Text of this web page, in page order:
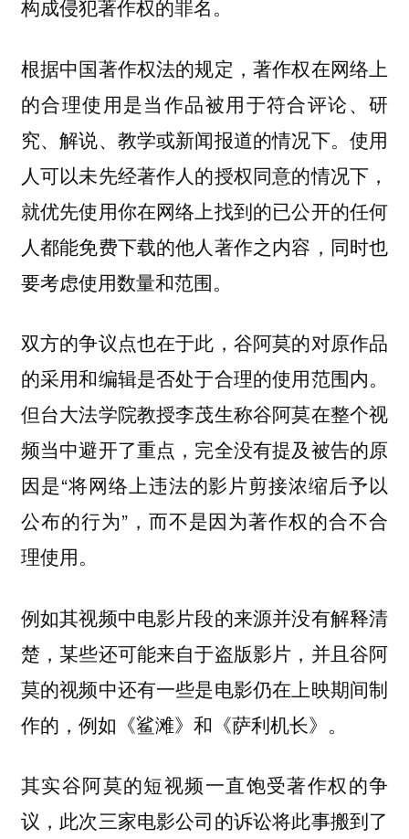
构成侵犯著作权的罪名。
根据中国著作权法的规定，著作权在网络上
的合理使用是当作品被用于符合评论、研
究、解说、教学或新闻报道的情况下。使用
人可以未先经著作人的授权同意的情况下，
就优先使用你在网络上找到的已公开的任何
人都能免费下载的他人著作之内容，同时也
要考虑使用数量和范围。
双方的争议点也在于此，谷阿莫的对原作品
的采用和编辑是否处于合理的使用范围内。
但台大法学院教授李茂生称谷阿莫在整个视
频当中避开了重点，完全没有提及被告的原
因是“将网络上违法的影片剪接浓缩后予以
公布的行为”，而不是因为著作权的合不合
理使用。
例如其视频中电影片段的来源并没有解释清
楚，某些还可能来自于盗版影片，并且谷阿
莫的视频中还有一些是电影仍在上映期间制
作的，例如《鲨滩》和《萨利机长》。
其实谷阿莫的短视频一直饱受著作权的争
议，此次三家电影公司的诉讼将此事搬到了